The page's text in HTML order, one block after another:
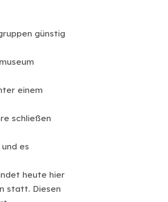
günstig
einem
schließen
es
heute hier
statt. Diesen